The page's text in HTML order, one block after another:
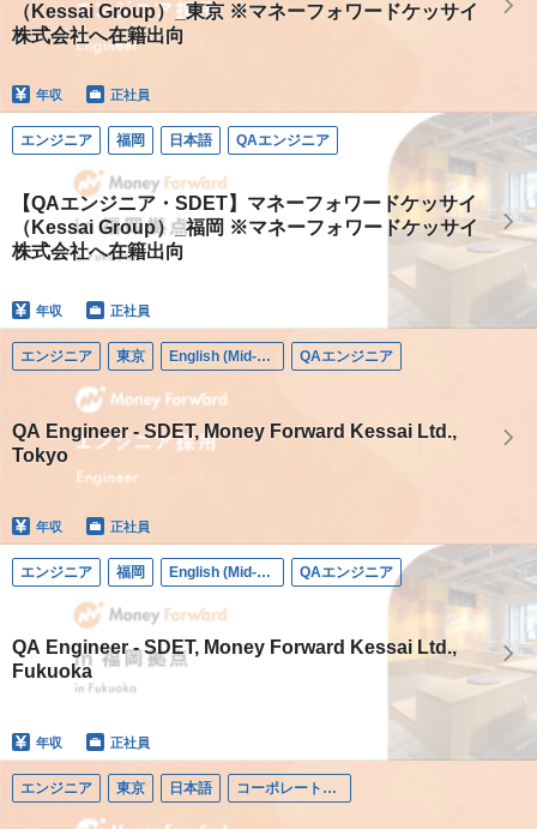
（Kessai Group）_東京 ※マネーフォワードケッサイ
株式会社へ在籍出向
年収 正社員
エンジニア 福岡 日本語 QAエンジニア
【QAエンジニア・SDET】マネーフォワードケッサイ
（Kessai Group）_福岡 ※マネーフォワードケッサイ
株式会社へ在籍出向
年収 正社員
エンジニア 東京 English (Mid-career) QAエンジニア
QA Engineer - SDET, Money Forward Kessai Ltd.,
Tokyo
年収 正社員
エンジニア 福岡 English (Mid-career) QAエンジニア
QA Engineer - SDET, Money Forward Kessai Ltd.,
Fukuoka
年収 正社員
エンジニア 東京 日本語 コーポレートエンジニア